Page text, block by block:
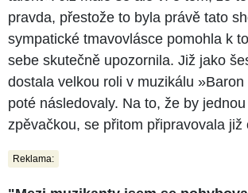
pravda, přestože to byla právě tato
sympatické tmavovlásce pomohla k
sebe skutečně upozornila. Již jako
dostala velkou roli v muzikálu
poté následovaly. Na to, že by
zpěvačkou, se přitom připravovala již
Reklama: